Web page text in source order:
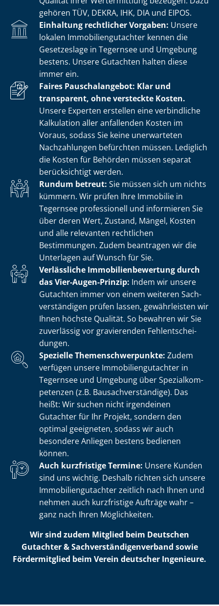
gehören TÜV, DEKRA, IHK, DIA und EIPOS.
Einhaltung rechtlicher Vorgaben: Unsere
lokalen Im­mo­bi­li­en­gut­ach­ter kennen die
Gesetzeslage in Tegernsee und Umgebung
bestens. Unsere Gutachten halten diese
immer ein.
Faires Pauschalangebot: Klar und
transparent, ohne versteckte Kosten.
Unsere Experten erstellen eine verbindliche
Kalkulation aller anfallenden Kosten im
Voraus, sodass Sie keine unerwarteten
Nachzahlungen befürchten müssen. Lediglich
die Kosten für Behörden müssen separat
berücksichtigt werden.
Rundum betreut: Sie müssen sich um nichts
kümmern. Wir prüfen Ihre Immobilie in
Tegernsee professionell und informieren Sie
über deren Wert, Zustand, Mängel, Kosten
und alle relevanten rechtlichen
Bestimmungen. Zudem beantragen wir die
Unterlagen auf Wunsch für Sie.
Verlässliche Im­mo­bi­li­en­be­wer­tung durch
das Vier-Augen-Prinzip: Indem wir unsere
Gutachten immer von einem weiteren Sach­
ver­stän­di­gen prüfen lassen, gewährleisten wir
Ihnen höchste Qualität. So bewahren wir Sie
zuverlässig vor gravierenden Fehl­ent­schei­
dun­gen.
Spezielle The­men­schwer­punk­te: Zudem
verfügen unsere Im­mo­bi­li­en­gut­ach­ter in
Tegernsee und Umgebung über Spe­zi­al­kom­
pe­ten­zen (z.B. Bau­sach­ver­stän­di­ge). Das
heißt: Wir suchen nicht irgendeinen
Gutachter für Ihr Projekt, sondern den
optimal geeigneten, sodass wir auch
besondere Anliegen bestens bedienen
können.
Auch kurzfristige Termine: Unsere Kunden
sind uns wichtig. Deshalb richten sich unsere
Im­mo­bi­li­en­gut­ach­ter zeitlich nach Ihnen und
nehmen auch kurzfristige Aufträge wahr –
ganz nach Ihren Möglichkeiten.
Wir sind zudem Mitglied beim Deutschen
Gutachter & Sach­ver­stän­di­gen­ver­band sowie
Fördermitglied beim Verein deutscher Ingenieure.